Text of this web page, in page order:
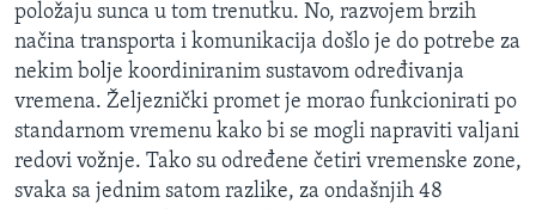
položaju sunca u tom trenutku. No, razvojem brzih
načina transporta i komunikacija došlo je do potrebe za
nekim bolje koordiniranim sustavom određivanja
vremena. Željeznički promet je morao funkcionirati po
standarnom vremenu kako bi se mogli napraviti valjani
redovi vožnje. Tako su određene četiri vremenske zone,
svaka sa jednim satom razlike, za ondašnjih 48